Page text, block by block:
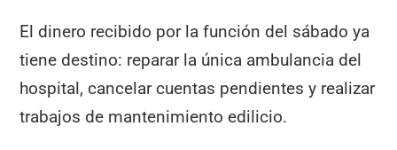
El dinero recibido por la función del sábado ya
tiene destino: reparar la única ambulancia del
hospital, cancelar cuentas pendientes y realizar
trabajos de mantenimiento edilicio.